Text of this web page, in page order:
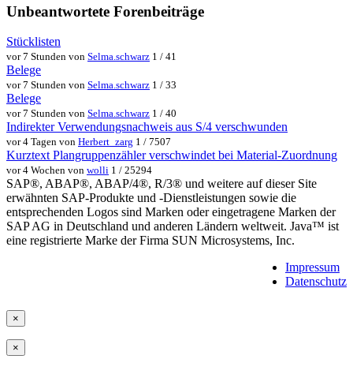
Unbeantwortete Forenbeiträge
Stücklisten
vor 7 Stunden von Selma.schwarz 1 / 41
Belege
vor 7 Stunden von Selma.schwarz 1 / 33
Belege
vor 7 Stunden von Selma.schwarz 1 / 40
Indirekter Verwendungsnachweis aus S/4 verschwunden
vor 4 Tagen von Herbert_zarg 1 / 7507
Kurztext Plangruppenzähler verschwindet bei Material-Zuordnung
vor 4 Wochen von wolli 1 / 25294
SAP®, ABAP®, ABAP/4®, R/3® und weitere auf dieser Site
erwähnten SAP-Produkte und -Dienstleistungen sowie die
entsprechenden Logos sind Marken oder eingetragene Marken der
SAP AG in Deutschland und anderen Ländern weltweit. Java™ ist
eine registrierte Marke der Firma SUN Microsystems, Inc.
Impressum
Datenschutz
×
×